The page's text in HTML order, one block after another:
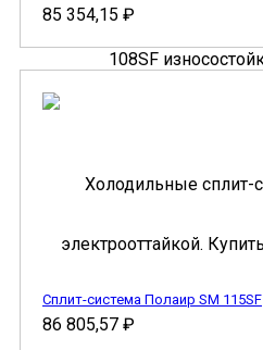
85 354,15 ₽
Сплит-система Полаир SM 115SF
86 805,57 ₽